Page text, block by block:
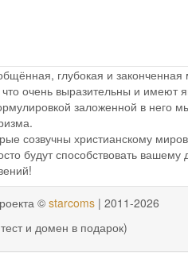
глубокая и
очень выразительны и
заложенной в
созвучны христианскому
будут способствовать вашему
©starcoms | 2011-2026
и домен в подарок)